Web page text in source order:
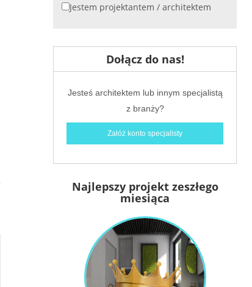
i inspiracje białych kuchni
Jestem projektantem / architektem
Dołącz do nas!
Jesteś architektem lub innym specjalistą
z branży?
Załóż konto specjalisty
Najlepszy projekt zeszłego
miesiąca